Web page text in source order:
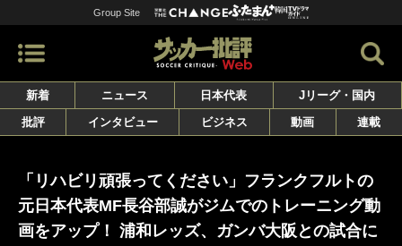
Group Site
新着 ニュース 日本代表
Jリーグ・国内
批評
インタビュー ビジネス 動画 連載
「リハビリ頑張ってください」フランクフルトの
元日本代表MF長谷部誠がジムでのトレーニング動
画をアップ！ 浦和レッズ、ガンバ大阪との試合に